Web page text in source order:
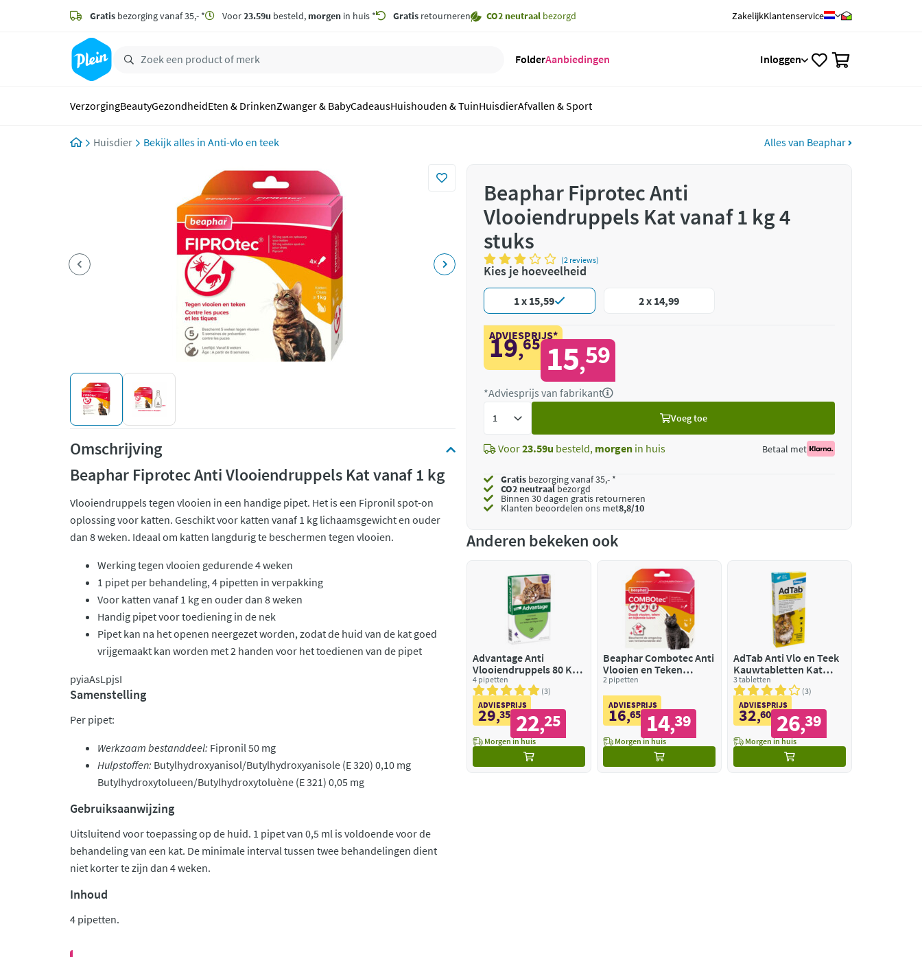
zoeken
hoofdinhoud
Gratis bezorging vanaf 35,- * Voor23.59u besteld, morgen in huis * Gratis retourneren CO2 neutraal bezorgd ZakelijkKlantenservice
FolderAanbiedingen Inloggen
VerzorgingBeautyGezondheidEten & DrinkenZwanger & BabyCadeausHuishouden & TuinHuisdierAfvallen & Sport
Huisdier Anti-vlo en teek Alles van Beaphar
Omschrijving
Beaphar Fiprotec Anti Vlooiendruppels Kat vanaf 1 kg
Vlooiendruppels tegen vlooien in een handige pipet. Het is een Fipronil spot-on
oplossing voor katten. Geschikt voor katten vanaf 1 kg lichaamsgewicht en ouder
dan 8 weken. Ideaal om katten langdurig te beschermen tegen vlooien.
Werking tegen vlooien gedurende 4 weken
1 pipet per behandeling, 4 pipetten in verpakking
Voor katten vanaf 1 kg en ouder dan 8 weken
Handig pipet voor toediening in de nek
Pipet kan na het openen neergezet worden, zodat de huid van de kat goed
vrijgemaakt kan worden met 2 handen voor het toedienen van de pipet
pyiaAsLpjsI
Samenstelling
Per pipet:
Werkzaam bestanddeel: Fipronil 50 mg
Hulpstoffen: Butylhydroxyanisol/Butylhydroxyanisole (E 320) 0,10 mg
Butylhydroxytolueen/Butylhydroxytoluène (E 321) 0,05 mg
Gebruiksaanwijzing
Uitsluitend voor toepassing op de huid. 1 pipet van 0,5 ml is voldoende voor de
behandeling van een kat. De minimale interval tussen twee behandelingen dient
niet korter te zijn dan 4 weken.
Inhoud
4 pipetten.
Beaphar Fiprotec Anti
Vlooiendruppels Kat vanaf 1 kg 4
stuks
(2 reviews)
Kies je hoeveelheid
1 x 15,59 2 x 14,99
ADVIESPRIJS*
19,65 15,59
*Adviesprijs van fabrikant
Voeg toe
Voor23.59u besteld, morgen in huis Betaal met
Gratis bezorging vanaf 35,- *
CO2 neutraalbezorgd
Binnen 30 dagen gratis retourneren
Klanten beoordelen ons met8,8/10
Anderen bekeken ook
Advantage Anti
Vlooiendruppels 80 Kat
vanaf 4 kg
4 pipetten
3
ADVIESPRIJS
29,35 22,25
Morgen in huis
Beaphar Combotec Anti
Vlooien en Teken
Druppels Kat/Fret
2 pipetten
ADVIESPRIJS
16,65 14,39
Morgen in huis
AdTab Anti Vlo en Teek
Kauwtabletten Kat
>2,0-8,0 kg
3 tabletten
3
ADVIESPRIJS
32,60 26,39
Morgen in huis